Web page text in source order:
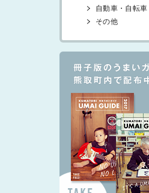
自動車・自転車
その他